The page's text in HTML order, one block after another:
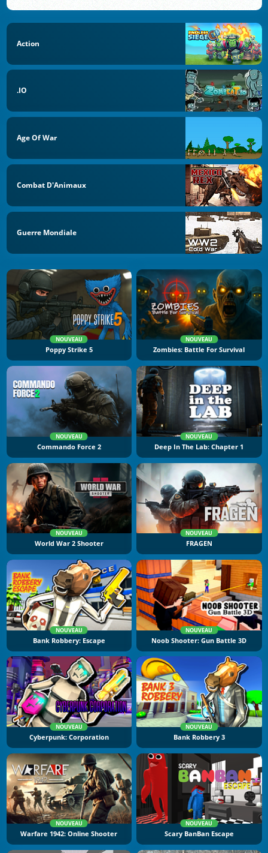
Action
.IO
Age Of War
Combat D'Animaux
Guerre Mondiale
NOUVEAU
Poppy Strike 5
NOUVEAU
Zombies: Battle For Survival
NOUVEAU
Commando Force 2
NOUVEAU
Deep In The Lab: Chapter 1
NOUVEAU
World War 2 Shooter
NOUVEAU
FRAGEN
NOUVEAU
Bank Robbery: Escape
NOUVEAU
Noob Shooter: Gun Battle 3D
NOUVEAU
Cyberpunk: Corporation
NOUVEAU
Bank Robbery 3
NOUVEAU
Warfare 1942: Online Shooter
NOUVEAU
Scary BanBan Escape